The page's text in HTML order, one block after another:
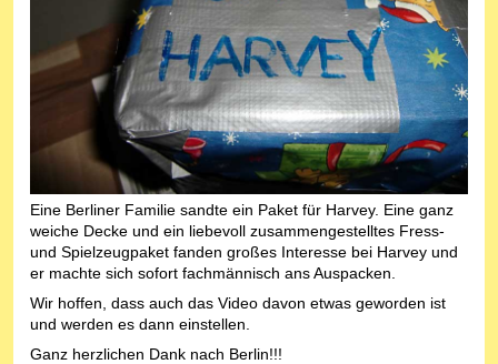
Eine Berliner Familie sandte ein Paket für Harvey. Eine ganz
weiche Decke und ein liebevoll zusammengestelltes Fress-
und Spielzeugpaket fanden großes Interesse bei Harvey und
er machte sich sofort fachmännisch ans Auspacken.
Wir hoffen, dass auch das Video davon etwas geworden ist
und werden es dann einstellen.
Ganz herzlichen Dank nach Berlin!!!